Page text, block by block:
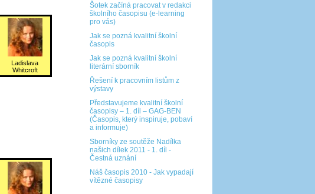
Šotek začíná pracovat v redakci
školního časopisu (e-learning
pro vás)
Jak se pozná kvalitní školní
časopis
Jak se pozná kvalitní školní
literární sborník
Řešení k pracovním listům z
výstavy
Představujeme kvalitní školní
časopisy – 1. díl – GAG-BEN
(Časopis, který inspiruje, pobaví
a informuje)
Sborníky ze soutěže Nadílka
našich dílek 2011 - 1. díl -
Čestná uznání
Náš časopis 2010 - Jak vypadají
vítězné časopisy
Ladislava
Whitcroft